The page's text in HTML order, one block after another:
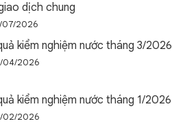
dịch chung
07/2026
kiểm nghiệm nước tháng 3/2026
04/2026
kiểm nghiệm nước tháng 1/2026
02/2026